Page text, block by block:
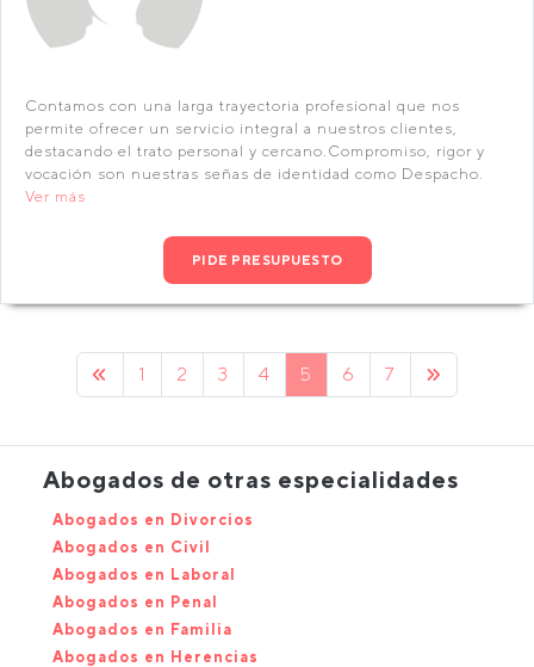
Contamos con una larga trayectoria profesional que nos
permite ofrecer un servicio integral a nuestros clientes,
destacando el trato personal y cercano.Compromiso, rigor y
vocación son nuestras señas de identidad como Despacho.
Ver más
PIDE PRESUPUESTO
1 2 3 4 5 6 7
Abogados de otras especialidades
Abogados en Divorcios
Abogados en Civil
Abogados en Laboral
Abogados en Penal
Abogados en Familia
Abogados en Herencias